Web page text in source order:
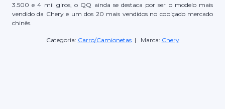
3.500 e 4 mil giros, o QQ ainda se destaca por ser o modelo mais
vendido da Chery e um dos 20 mais vendidos no cobiçado mercado
chinês.
Categoria: Carro/Camionetas| Marca: Chery